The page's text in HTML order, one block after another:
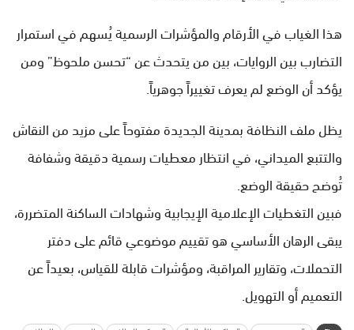
هذا الغياب في الأرقام والمؤشرات الرسمية يُسهم في استمرار
التضارب بين الروايات، بين من يتحدث عن “تحسن ملحوظ” ومن
يؤكد أن الوضع لم يعرف تغييراً جوهرياً.
يظل ملف النظافة بمدينة الجديدة مفتوحاً على مزيد من النقاش
والتتبع الميداني، في انتظار معطيات رسمية دقيقة وشفافة
تُوضح حقيقة الوضع.
فبين التغطيات الإعلامية الإيجابية وشهادات الساكنة المتضررة،
يبقى الرهان الأساسي هو تقييم موضوعي قائم على دفتر
التحملات، وتقارير المراقبة، ومؤشرات قابلة للقياس، بعيداً عن
التعميم أو التهويل.